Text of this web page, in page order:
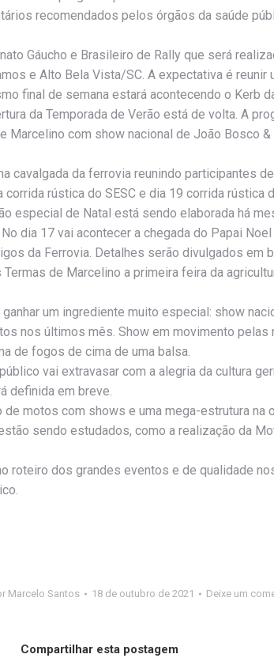
recomendados pelos órgãos da saúde
Gáucho e Brasileiro de Rally que será
e Alto Bela Vista/SC. A expectativa é reunir
final de semana estará acontecendo o Kerb
da Temporada de Verão está de volta. A
Marcelino com show nacional de João Bosco
cavalgada da ferrovia reunindo participantes
rústica do SESC e dia 19 corrida rústica
especial de Natal está sendo elaborada há
dia 17 vai acontecer a chegada do Papai
da Ferrovia. Detalhes serão divulgados em
de Marcelino a primeira feira da
um ingrediente muito especial: show
nos últimos mês. Show em movimento pelas
de fogos de cima de uma balsa.
vai extravasar com a alegria da cultura
definida em breve.
de motos com shows e uma mega-estrutura na
sendo estudados, como a realização da
roteiro dos grandes eventos e de qualidade
Marcelo Santos 18 de outubro de 2021 Deixe um
Compartilhar esta postagem